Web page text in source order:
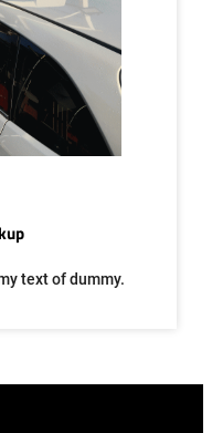
text of dummy.